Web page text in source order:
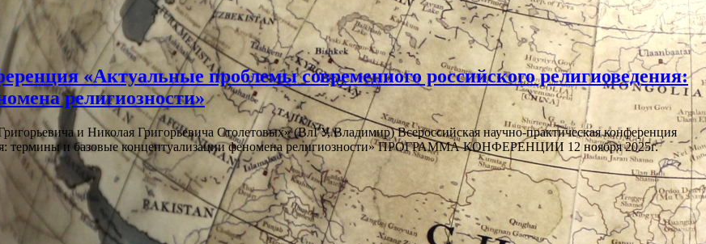
«Актуальные проблемы современного российского религиоведения:
религиозности»
и Николая Григорьевича Столетовых» (ВлГУ, Владимир) Всероссийская научно-практическая конференция
термины и базовые концептуализации феномена религиозности» ПРОГРАММА КОНФЕРЕНЦИИ 12 ноября 2025г.